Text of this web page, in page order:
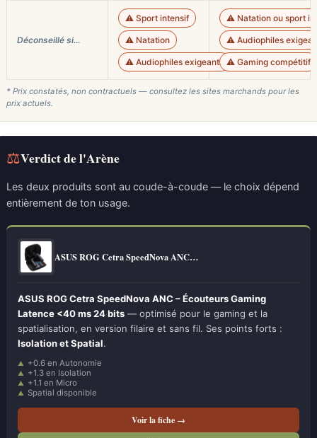
Déconseillé si…
⚠️ Sport intensif
⚠️ Natation
⚠️ Audiophiles exigeants
⚠️ Natation ou sport
⚠️ Audiophiles
⚠️ Gaming compétitif
* Prix constatés, non contractuels — consultez les sites marchands pour les
prix actuels.
⚖Verdict de l'Arène
Les deux produits sont au coude-à-coude — le choix dépend
entièrement de ton usage.
ASUS ROG Cetra SpeedNova ANC…
ASUS ROG Cetra SpeedNova ANC – Écouteurs Gaming
Latence <40 ms 24 bits — optimisé pour le gaming et la
spatialisation, en version filaire et sans fil. Ses points forts :
Isolation et Spatial.
+0.6 en Autonomie
+1.3 en Isolation
+1.1 en Micro
Spatial disponible
Voir la fiche →